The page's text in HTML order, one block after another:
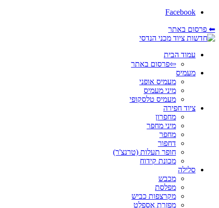
Facebook
⬅ פרסום באתר
עמוד הבית
⇦פרסום באתר
מעמיס
מעמיס אופני
מיני מעמיס
מעמיס טלסקופי
ציוד חפירה
מחפרון
מיני מחפר
מחפר
דחפור
חופר תעלות (טרנצ'ר)
מכונת קידוח
סלילה
מכבש
מפלסת
מקרצפות כביש
מפזרת אספלט